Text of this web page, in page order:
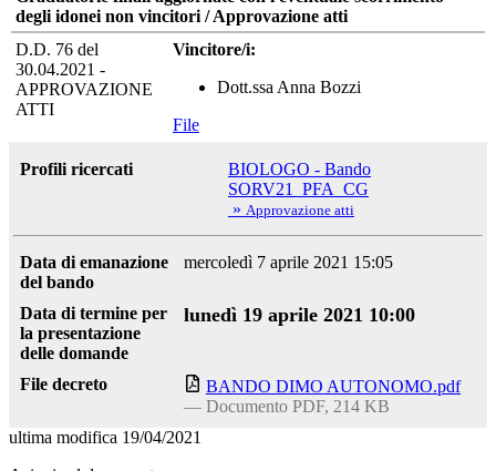
degli idonei non vincitori / Approvazione atti
D.D. 76 del
30.04.2021 -
APPROVAZIONE
ATTI
Vincitore/i:
Dott.ssa Anna Bozzi
File
Profili ricercati
BIOLOGO - Bando
SORV21_PFA_CG
» Approvazione atti
Data di emanazione
del bando
mercoledì 7 aprile 2021 15:05
Data di termine per
la presentazione
delle domande
lunedì 19 aprile 2021 10:00
File decreto
BANDO DIMO AUTONOMO.pdf
— Documento PDF, 214 KB
ultima modifica 19/04/2021